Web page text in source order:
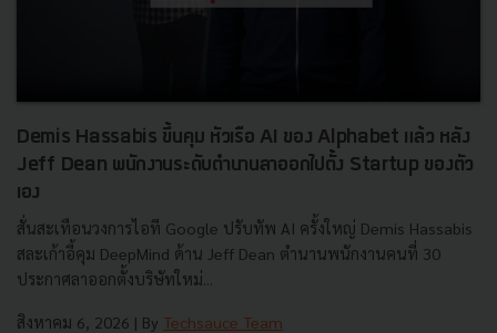
Demis Hassabis ขึ้นคุม หัวเรือ AI ของ Alphabet แล้ว หลัง
Jeff Dean พนักงานระดับตำนานลาออกไปตั้ง Startup ของตัว
เอง
สั่นสะเทือนวงการไอที Google ปรับทัพ AI ครั้งใหญ่ Demis Hassabis
สละเก้าอี้คุม DeepMind ด้าน Jeff Dean ตำนานพนักงานคนที่ 30
ประกาศลาออกตั้งบริษัทใหม่...
สิงหาคม 6, 2026 | By Techsauce Team